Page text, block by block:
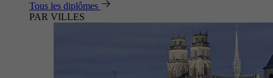
Tous les diplômes
PAR VILLES